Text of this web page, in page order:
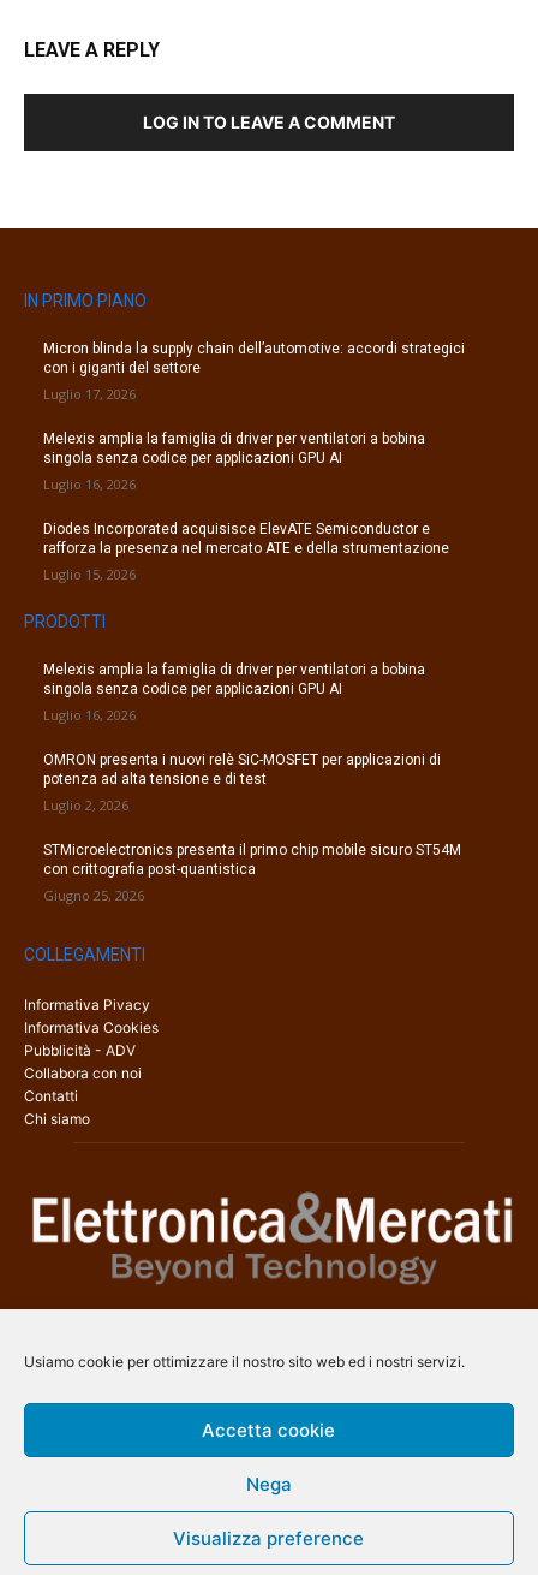
Usiamo cookie per ottimizzare il nostro sito web ed i nostri servizi.
Accetta cookie
Nega
Visualizza preference
LEAVE A REPLY
LOG IN TO LEAVE A COMMENT
IN PRIMO PIANO
Micron blinda la supply chain dell’automotive: accordi strategici
con i giganti del settore
Luglio 17, 2026
Melexis amplia la famiglia di driver per ventilatori a bobina
singola senza codice per applicazioni GPU AI
Luglio 16, 2026
Diodes Incorporated acquisisce ElevATE Semiconductor e
rafforza la presenza nel mercato ATE e della strumentazione
Luglio 15, 2026
PRODOTTI
Melexis amplia la famiglia di driver per ventilatori a bobina
singola senza codice per applicazioni GPU AI
Luglio 16, 2026
OMRON presenta i nuovi relè SiC-MOSFET per applicazioni di
potenza ad alta tensione e di test
Luglio 2, 2026
STMicroelectronics presenta il primo chip mobile sicuro ST54M
con crittografia post-quantistica
Giugno 25, 2026
COLLEGAMENTI
Informativa Pivacy
Informativa Cookies
Pubblicità - ADV
Collabora con noi
Contatti
Chi siamo
una copertura a 360° che coinvolge tecnologie, prodotti, mercati e
info@arscommunication.it
SEGUICI